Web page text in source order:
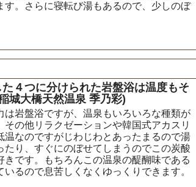
。さらに寝転び湯もあるので、少しのぼ
４つに分けられた岩盤浴は温度もそ
城大橋天然温泉 季乃彩)
岩盤浴ですが、温泉もいろいろな種類が
の他リラクゼーションや韓国式アカスリ
なのですがじわじわとあったまるので湯
り、すぐにのぼせてしまうのでこの炭酸
です。もちろんこの温泉の醍醐味である
るので息苦しくなくゆっくりできます。